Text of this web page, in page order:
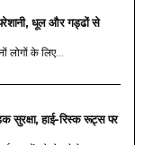
परेशानी, धूल और गड्ढों से
लोगों के लिए...
सुरक्षा, हाई-रिस्क रूट्स पर